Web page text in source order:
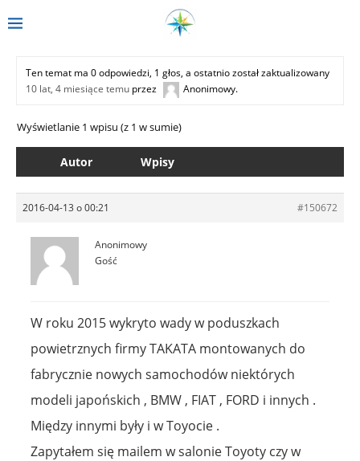
Ten temat ma 0 odpowiedzi, 1 głos, a ostatnio został zaktualizowany
10 lat, 4 miesiące temu przez Anonimowy.
Wyświetlanie 1 wpisu (z 1 w sumie)
Autor Wpisy
2016-04-13 o 00:21 #150672
Anonimowy
Gość
W roku 2015 wykryto wady w poduszkach
powietrznych firmy TAKATA montowanych do
fabrycznie nowych samochodów niektórych
modeli japońskich , BMW , FIAT , FORD i innych .
Między innymi były i w Toyocie .
Zapytałem się mailem w salonie Toyoty czy w